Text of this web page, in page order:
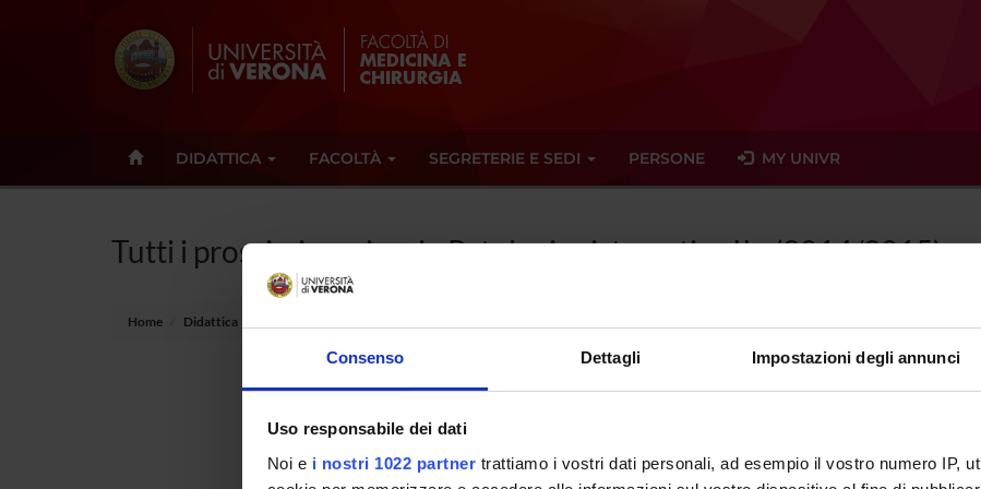
Consenso Dettagli Impostazioni degli annunci
Uso responsabile dei dati
Noi e i nostri 1022 partner trattiamo i vostri dati personali, ad esempio il vostro numero IP,
DIDATTICA FACOLTÀ SEGRETERIE E SEDI PERSONE MY UNIVR
Tutti i prossimi seminari - Patologia sistematica II - (2014/2015)
Home Didattica
Non è stato trovato alcun seminario relativo all'insegnamento Patologia
Tot 0 Seminari